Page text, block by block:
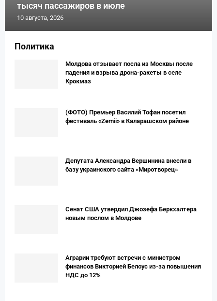
тысяч пассажиров в июле
10 августа, 2026
Политика
Молдова отзывает посла из Москвы после
падения и взрыва дрона-ракеты в селе
Крокмаз
(ФОТО) Премьер Вaсилий Тофан посетил
фестиваль «Zemii» в Каларашском районе
Депутата Александра Вершинина внесли в
базу украинского сайта «Миротворец»
Сенат США утвердил Джозефа Беркхалтера
новым послом в Молдове
Аграрии требуют встречи с министром
финансов Викторией Белоус из-за повышения
НДС до 12%